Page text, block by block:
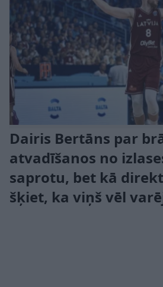
Dairis Bertāns par
atvadīšanos no
saprotu, bet kā
šķiet, ka viņš vēl